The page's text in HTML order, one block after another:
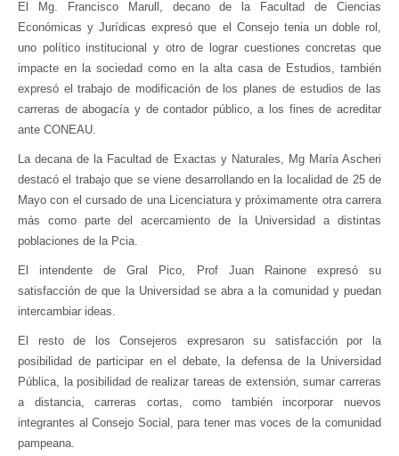
El Mg. Francisco Marull, decano de la Facultad de Ciencias
Económicas y Jurídicas expresó que el Consejo tenia un doble rol,
uno político institucional y otro de lograr cuestiones concretas que
impacte en la sociedad como en la alta casa de Estudios, también
expresó el trabajo de modificación de los planes de estudios de las
carreras de abogacía y de contador público, a los fines de acreditar
ante CONEAU.
La decana de la Facultad de Exactas y Naturales, Mg María Ascheri
destacó el trabajo que se viene desarrollando en la localidad de 25 de
Mayo con el cursado de una Licenciatura y próximamente otra carrera
más como parte del acercamiento de la Universidad a distintas
poblaciones de la Pcia.
El intendente de Gral Pico, Prof Juan Rainone expresó su
satisfacción de que la Universidad se abra a la comunidad y puedan
intercambiar ideas.
El resto de los Consejeros expresaron su satisfacción por la
posibilidad de participar en el debate, la defensa de la Universidad
Pública, la posibilidad de realizar tareas de extensión, sumar carreras
a distancia, carreras cortas, como también incorporar nuevos
integrantes al Consejo Social, para tener mas voces de la comunidad
pampeana.